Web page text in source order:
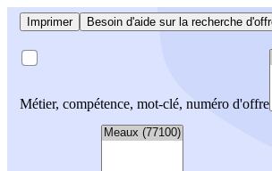
Imprimer Besoin d'aide sur la recherche
Métier, compétence, mot-clé, numéro d'offre